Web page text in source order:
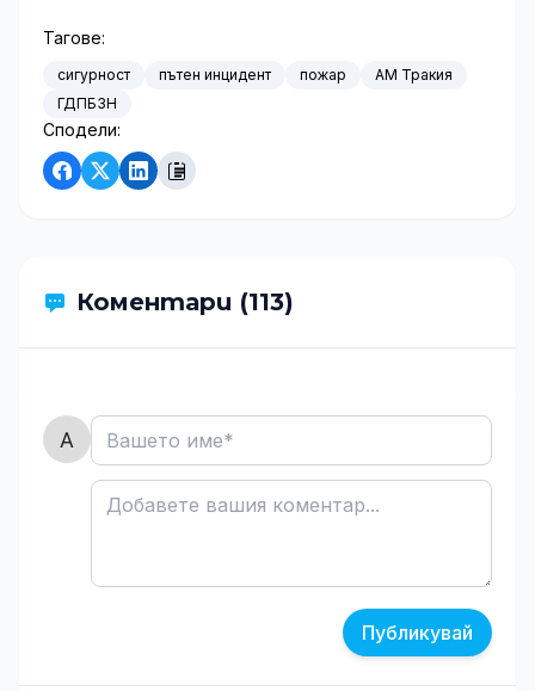
Тагове:
сигурност пътен инцидент пожар
АМ Тракия
ГДПБЗН
Сподели:
Коментари (113)
Публикувай